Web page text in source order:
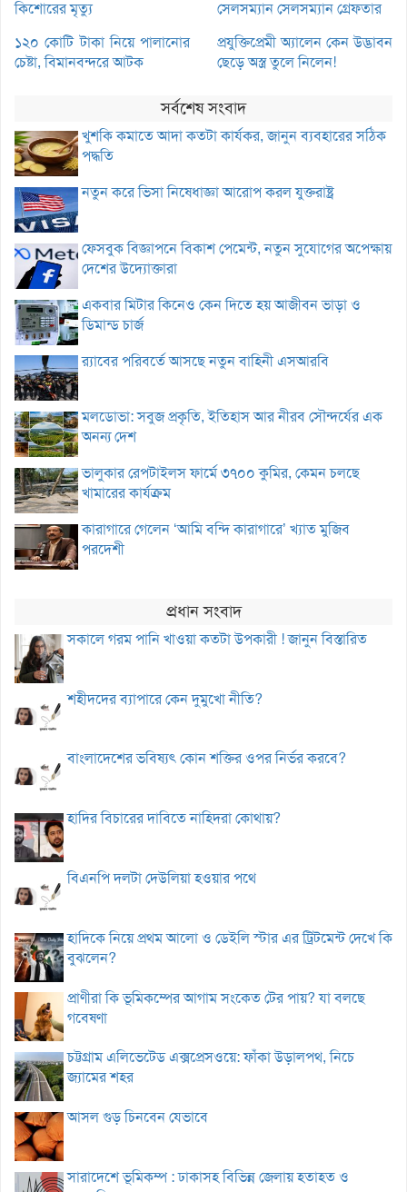
কিশোরের মৃত্যু
সেলসম্যান সেলসম্যান গ্রেফতার
১২০ কোটি টাকা নিয়ে পালানোর
চেষ্টা, বিমানবন্দরে আটক
প্রযুক্তিপ্রেমী অ্যালেন কেন উদ্ভাবন
ছেড়ে অস্ত্র তুলে নিলেন!
সর্বশেষ সংবাদ
খুশকি কমাতে আদা কতটা কার্যকর, জানুন ব্যবহারের সঠিক
পদ্ধতি
নতুন করে ভিসা নিষেধাজ্ঞা আরোপ করল যুক্তরাষ্ট্র
ফেসবুক বিজ্ঞাপনে বিকাশ পেমেন্ট, নতুন সুযোগের অপেক্ষায়
দেশের উদ্যোক্তারা
একবার মিটার কিনেও কেন দিতে হয় আজীবন ভাড়া ও
ডিমান্ড চার্জ
র‌্যাবের পরিবর্তে আসছে নতুন বাহিনী এসআরবি
মলডোভা: সবুজ প্রকৃতি, ইতিহাস আর নীরব সৌন্দর্যের এক
অনন্য দেশ
ভালুকার রেপটাইলস ফার্মে ৩৭০০ কুমির, কেমন চলছে
খামারের কার্যক্রম
কারাগারে গেলেন ‘আমি বন্দি কারাগারে’ খ্যাত মুজিব
পরদেশী
প্রধান সংবাদ
সকালে গরম পানি খাওয়া কতটা উপকারী ! জানুন বিস্তারিত
শহীদদের ব্যাপারে কেন দুমুখো নীতি?
বাংলাদেশের ভবিষ্যৎ কোন শক্তির ওপর নির্ভর করবে?
হাদির বিচারের দাবিতে নাহিদরা কোথায়?
বিএনপি দলটা দেউলিয়া হওয়ার পথে
হাদিকে নিয়ে প্রথম আলো ও ডেইলি স্টার এর ট্রিটমেন্ট দেখে কি
বুঝলেন?
প্রাণীরা কি ভূমিকম্পের আগাম সংকেত টের পায়? যা বলছে
গবেষণা
চট্টগ্রাম এলিভেটেড এক্সপ্রেসওয়ে: ফাঁকা উড়ালপথ, নিচে
জ্যামের শহর
আসল গুড় চিনবেন যেভাবে
সারাদেশে ভূমিকম্প : ঢাকাসহ বিভিন্ন জেলায় হতাহত ও